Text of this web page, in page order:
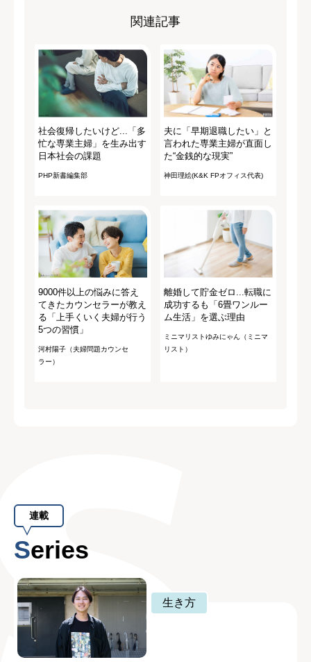
関連記事
社会復帰したいけど...「多
忙な専業主婦」を生み出す
日本社会の課題
PHP新書編集部
夫に「早期退職したい」と
言われた専業主婦が直面し
た“金銭的な現実”
神田理絵(K&K FPオフィス代表)
9000件以上の悩みに答え
てきたカウンセラーが教え
る「上手くいく夫婦が行う
5つの習慣」
河村陽子（夫婦問題カウンセ
ラー）
離婚して貯金ゼロ...転職に
成功するも「6畳ワンルー
ム生活」を選ぶ理由
ミニマリストゆみにゃん（ミニマ
リスト）
連載
Series
生き方